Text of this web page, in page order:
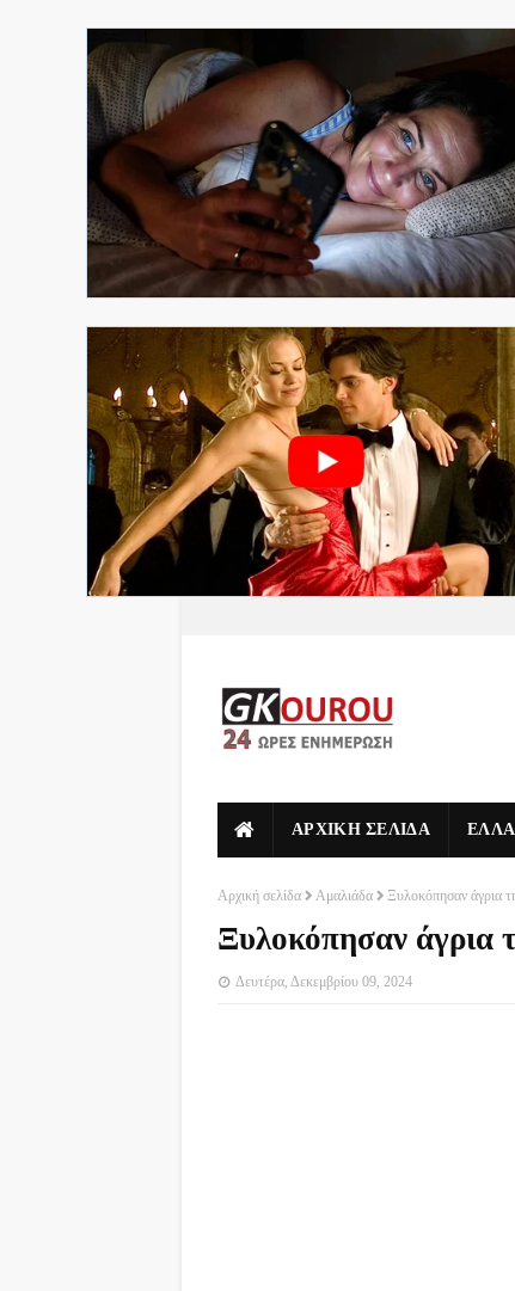
ΑΡΧΙΚΗ ΣΕΛΙΔΑ
Αρχική σελίδα Αμαλιάδα Ξυλοκόπησαν άγρια
Ξυλοκόπησαν άγρια
Δευτέρα, Δεκεμβρίου 09, 2024